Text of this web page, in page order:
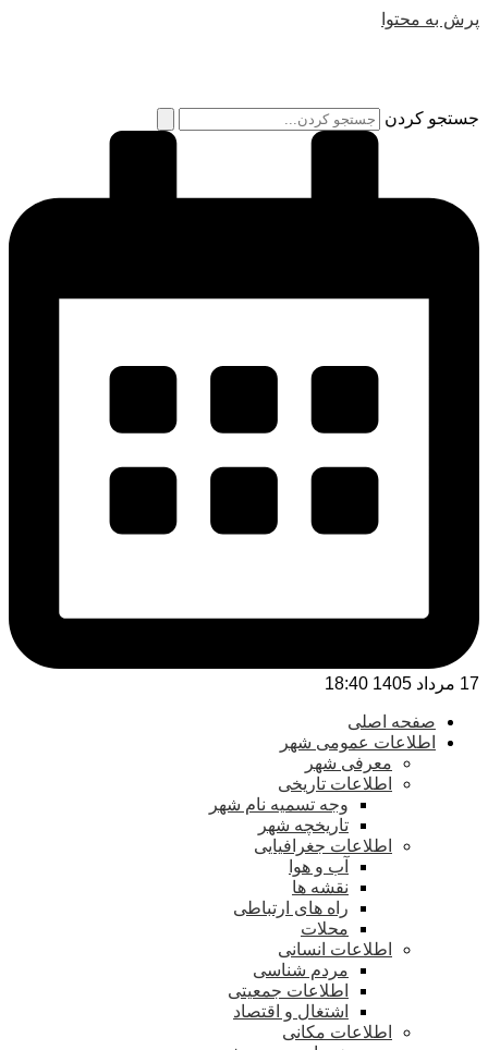
پرش به محتوا
جستجو کردن
17 مرداد 1405 18:40
صفحه اصلی
اطلاعات عمومی شهر
معرفی شهر
اطلاعات تاریخی
وجه تسمیه نام شهر
تاریخچه شهر
اطلاعات جغرافیایی
آب و هوا
نقشه ها
راه های ارتباطی
محلات
اطلاعات انسانی
مردم شناسی
اطلاعات جمعیتی
اشتغال و اقتصاد
اطلاعات مکانی